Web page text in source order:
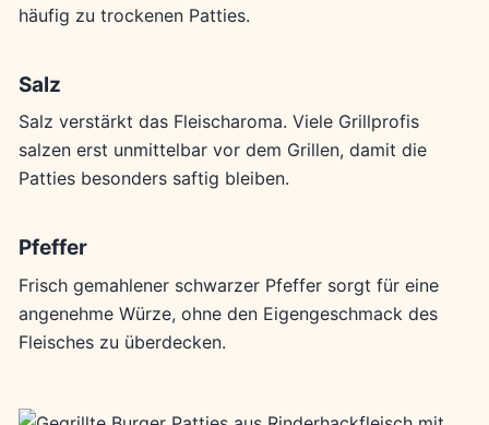
häufig zu trockenen Patties.
Salz
Salz verstärkt das Fleischaroma. Viele Grillprofis
salzen erst unmittelbar vor dem Grillen, damit die
Patties besonders saftig bleiben.
Pfeffer
Frisch gemahlener schwarzer Pfeffer sorgt für eine
angenehme Würze, ohne den Eigengeschmack des
Fleisches zu überdecken.